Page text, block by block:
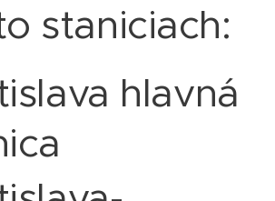
staniciach:
hlavná